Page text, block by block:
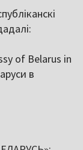
of Belarus in
в